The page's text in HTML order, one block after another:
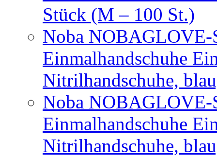
Stück (M – 100 St.)
Noba
Einmalhandschuhe
Nitrilhandschuhe,
Noba
Einmalhandschuhe
Nitrilhandschuhe,